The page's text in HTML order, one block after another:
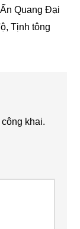
Ấn Quang Đại
,Tịnh tông
khai.